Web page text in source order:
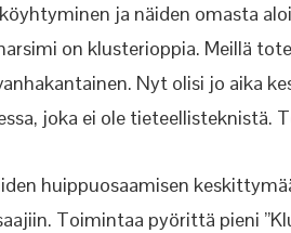
ja näiden omasta
on klusterioppia. Meillä
Nyt olisi jo aika
joka ei ole tieteellisteknistä.
huippuosaamisen
Toimintaa pyörittä pieni